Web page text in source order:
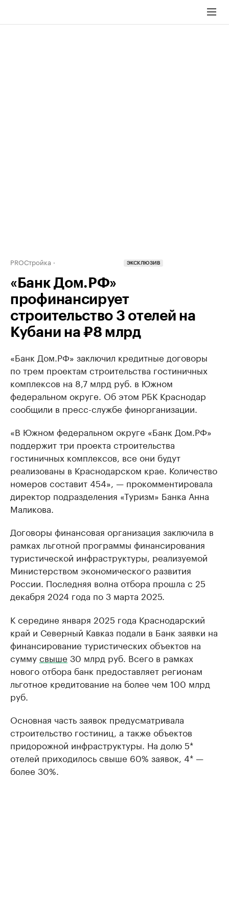
PROСтройка ЭКСКЛЮЗИВ
«Банк Дом.РФ»
профинансирует
строительство 3 отелей на
Кубани на ₽8 млрд
«Банк Дом.РФ» заключил кредитные договоры
по трем проектам строительства гостиничных
комплексов на 8,7 млрд руб. в Южном
федеральном округе. Об этом РБК Краснодар
сообщили в пресс-службе финорганизации.
«В Южном федеральном округе «Банк Дом.РФ»
поддержит три проекта строительства
гостиничных комплексов, все они будут
реализованы в Краснодарском крае. Количество
номеров составит 454», — прокомментировала
директор подразделения «Туризм» Банка Анна
Маликова.
Договоры финансовая организация заключила в
рамках льготной программы финансирования
туристической инфраструктуры, реализуемой
Министерством экономического развития
России. Последняя волна отбора прошла с 25
декабря 2024 года по 3 марта 2025.
К середине января 2025 года Краснодарский
край и Северный Кавказ подали в Банк заявки на
финансирование туристических объектов на
суммусвыше 30 млрд руб. Всего в рамках
нового отбора банк предоставляет регионам
льготное кредитование на более чем 100 млрд
руб.
Основная часть заявок предусматривала
строительство гостиниц, а также объектов
придорожной инфраструктуры. На долю 5*
отелей приходилось свыше 60% заявок, 4* —
более 30%.